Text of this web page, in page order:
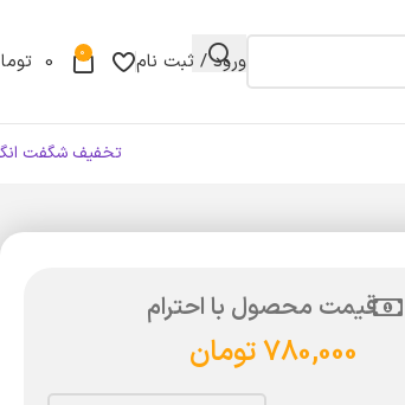
ورود / ثبت نام 0
0
تخفیف شگفت
قیمت محصول با احترام
780,000تومان